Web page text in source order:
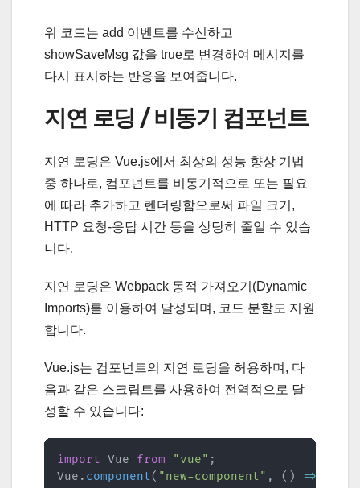
위 코드는 add 이벤트를 수신하고
showSaveMsg 값을 true로 변경하여 메시지를
다시 표시하는 반응을 보여줍니다.
지연 로딩 / 비동기 컴포넌트
지연 로딩은 Vue.js에서 최상의 성능 향상 기법
중 하나로, 컴포넌트를 비동기적으로 또는 필요
에 따라 추가하고 렌더링함으로써 파일 크기,
HTTP 요청-응답 시간 등을 상당히 줄일 수 있습
니다.
지연 로딩은 Webpack 동적 가져오기(Dynamic
Imports)를 이용하여 달성되며, 코드 분할도 지원
합니다.
Vue.js는 컴포넌트의 지연 로딩을 허용하며, 다
음과 같은 스크립트를 사용하여 전역적으로 달
성할 수 있습니다:
import Vue from "vue" ;
Vue . component( "new-component" , ( ) =>